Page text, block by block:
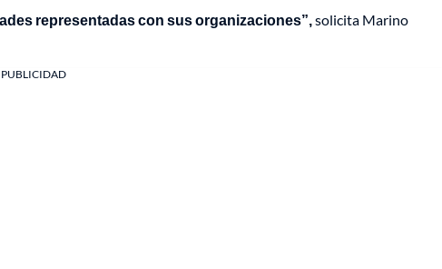
representadas con sus organizaciones”,solicita Marino
PUBLICIDAD